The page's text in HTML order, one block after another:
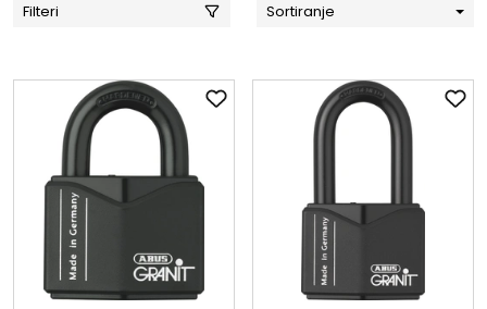
Filteri Sortiranje